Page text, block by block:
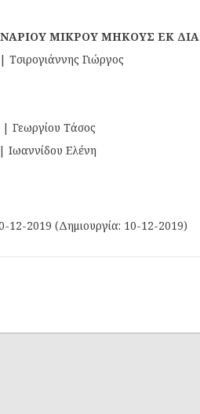
ΜΙΚΡΟΥ ΜΗΚΟΥΣ ΕΚ
Γιώργος
Γεωργίου Τάσος
Ιωαννίδου Ελένη
12-2019 (Δημιουργία: 10-12-2019)